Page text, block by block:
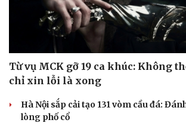
Từ vụ MCK gỡ 19 ca khúc: Không
chỉ xin lỗi là xong
Hà Nội sắp cải tạo 131 vòm cầu đá:
lòng phố cổ